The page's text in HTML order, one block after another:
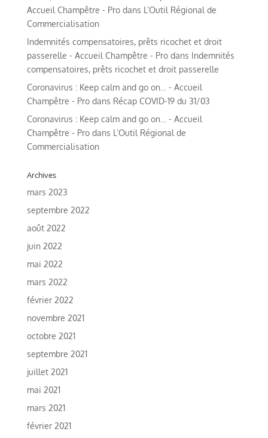
Accueil Champêtre - Prodans L’Outil Régional de
Commercialisation
Indemnités compensatoires, prêts ricochet et droit
passerelle - Accueil Champêtre - Prodans Indemnités
compensatoires, prêts ricochet et droit passerelle
Coronavirus : Keep calm and go on… - Accueil
Champêtre - Prodans Récap COVID-19 du 31/03
Coronavirus : Keep calm and go on… - Accueil
Champêtre - Prodans L’Outil Régional de
Commercialisation
Archives
mars 2023
septembre 2022
août 2022
juin 2022
mai 2022
mars 2022
février 2022
novembre 2021
octobre 2021
septembre 2021
juillet 2021
mai 2021
mars 2021
février 2021